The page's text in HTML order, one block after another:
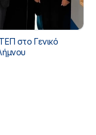
στο Γενικό